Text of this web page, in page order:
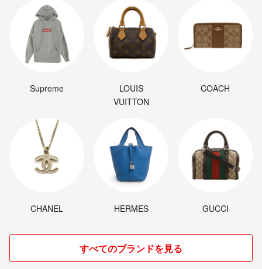
Supreme
LOUIS
VUITTON
COACH
CHANEL HERMES GUCCI
すべてのブランドを見る